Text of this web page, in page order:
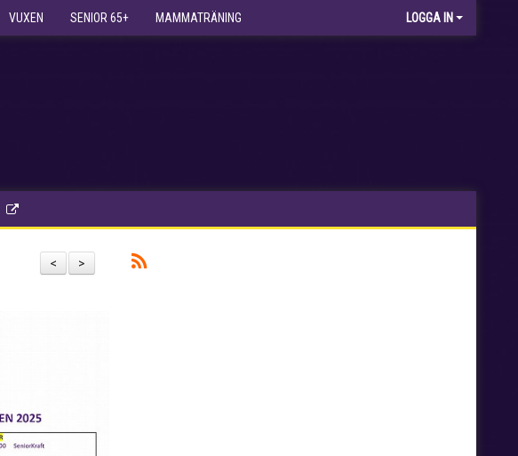
VUXEN SENIOR 65+ MAMMATRÄNING LOGGA IN
>
<